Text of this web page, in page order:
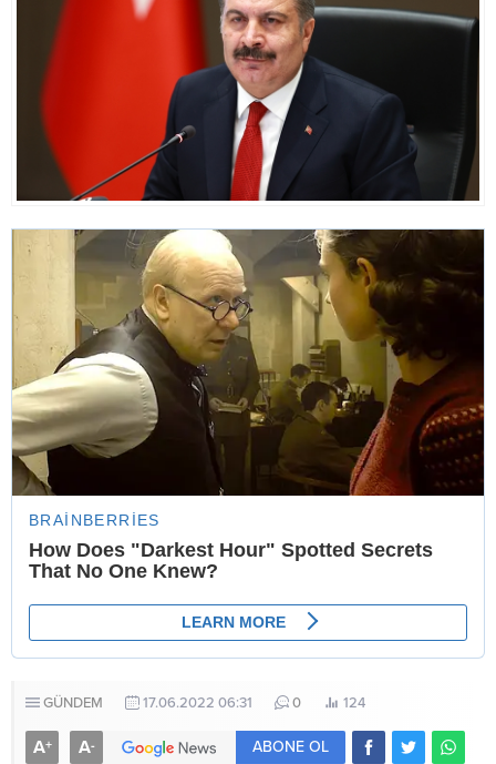
GÜNDEM 17.06.2022 06:31 0 124
A+ A- ABONE OL